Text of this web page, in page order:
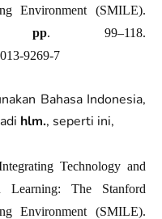
Environment (SMILE).
pp. 99–118.
9269-7
Bahasa Indonesia,
hlm., seperti ini,
Technology and
Learning: The Stanford
Environment (SMILE).